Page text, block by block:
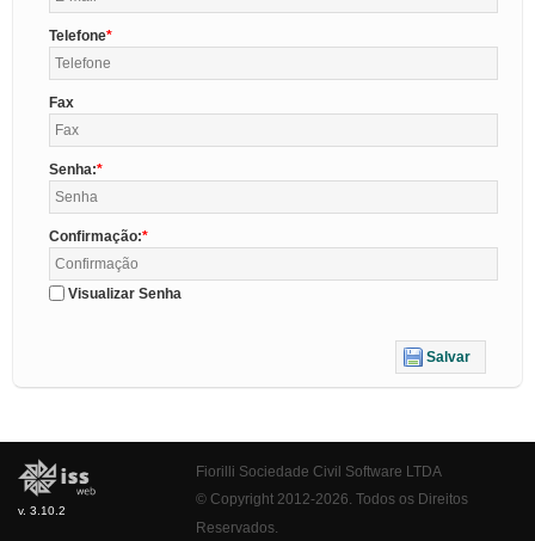
Telefone
Fax
Senha:
Confirmação:
Visualizar Senha
Salvar
v. 3.10.2
Fiorilli Sociedade Civil Software LTDA
© Copyright 2012-2026. Todos os Direitos
Reservados.